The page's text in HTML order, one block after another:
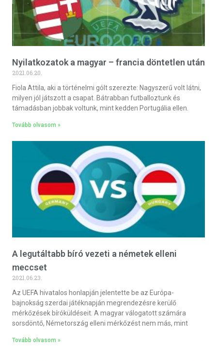
Nyilatkozatok a magyar – francia döntetlen után
2021.06.20.
Fiola Attila, aki a történelmi gólt szerezte: Nagyszerű volt látni,
milyen jól játszott a csapat. Bátrabban futballoztunk és
támadásban jobbak voltunk, mint kedden Portugália ellen.
Tovább olvasom »
A legutáltabb bíró vezeti a németek elleni
meccset
2021.06.23.
Az UEFA hivatalos honlapján jelentette be az Európa-
bajnokság szerdai játéknapján megrendezésre kerülő
mérkőzések bíróküldéseit. A magyar válogatott számára
sorsdöntő, Németország elleni mérkőzést nem más, mint
Tovább olvasom »